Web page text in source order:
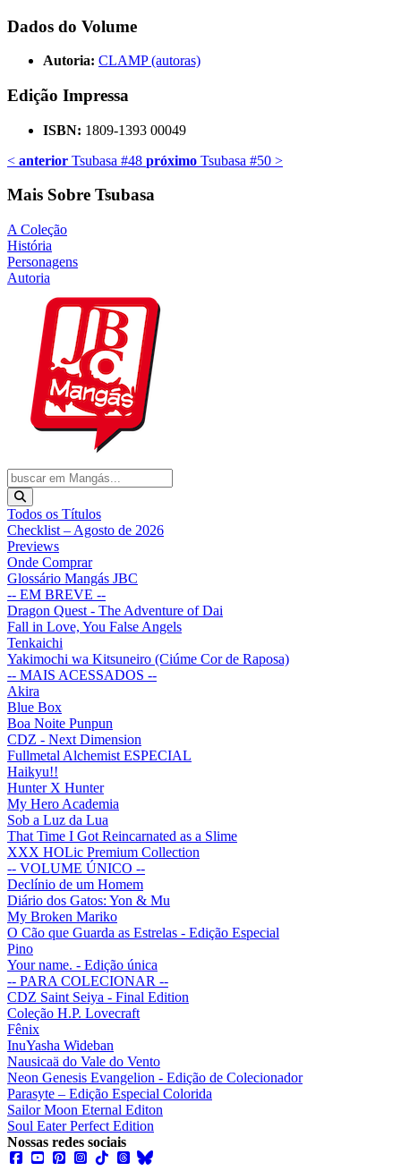
Dados do Volume
Autoria: CLAMP (autoras)
Edição Impressa
ISBN: 1809-1393 00049
< anterior Tsubasa #48 próximo Tsubasa #50 >
Mais Sobre Tsubasa
A Coleção
História
Personagens
Autoria
Todos os Títulos
Checklist – Agosto de 2026
Previews
Onde Comprar
Glossário Mangás JBC
-- EM BREVE --
Dragon Quest - The Adventure of Dai
Fall in Love, You False Angels
Tenkaichi
Yakimochi wa Kitsuneiro (Ciúme Cor de Raposa)
-- MAIS ACESSADOS --
Akira
Blue Box
Boa Noite Punpun
CDZ - Next Dimension
Fullmetal Alchemist ESPECIAL
Haikyu!!
Hunter X Hunter
My Hero Academia
Sob a Luz da Lua
That Time I Got Reincarnated as a Slime
XXX HOLic Premium Collection
-- VOLUME ÚNICO --
Declínio de um Homem
Diário dos Gatos: Yon & Mu
My Broken Mariko
O Cão que Guarda as Estrelas - Edição Especial
Pino
Your name. - Edição única
-- PARA COLECIONAR --
CDZ Saint Seiya - Final Edition
Coleção H.P. Lovecraft
Fênix
InuYasha Wideban
Nausicaä do Vale do Vento
Neon Genesis Evangelion - Edição de Colecionador
Parasyte – Edição Especial Colorida
Sailor Moon Eternal Editon
Soul Eater Perfect Edition
Nossas redes sociais